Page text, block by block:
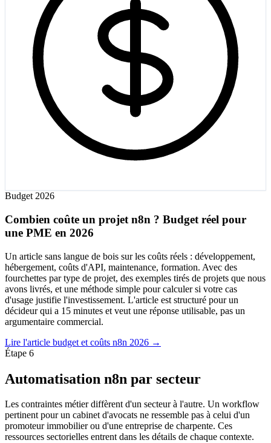
Budget 2026
Combien coûte un projet n8n ? Budget réel pour
une PME en 2026
Un article sans langue de bois sur les coûts réels : développement,
hébergement, coûts d'API, maintenance, formation. Avec des
fourchettes par type de projet, des exemples tirés de projets que nous
avons livrés, et une méthode simple pour calculer si votre cas
d'usage justifie l'investissement. L'article est structuré pour un
décideur qui a 15 minutes et veut une réponse utilisable, pas un
argumentaire commercial.
Lire l'article budget et coûts n8n 2026 →
Étape 6
Automatisation n8n par secteur
Les contraintes métier diffèrent d'un secteur à l'autre. Un workflow
pertinent pour un cabinet d'avocats ne ressemble pas à celui d'un
promoteur immobilier ou d'une entreprise de charpente. Ces
ressources sectorielles entrent dans les détails de chaque contexte.